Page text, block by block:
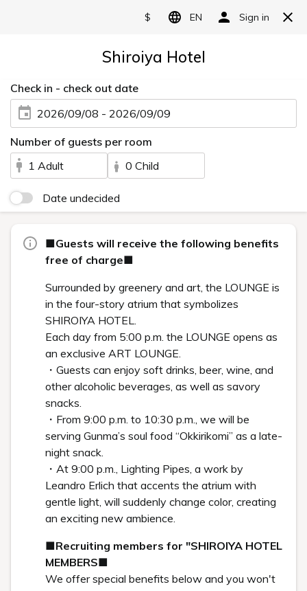
2020
Categories
Archive
2020.12.11 新着情報
2020年12月12日 営業時間のお知らせ
2020.11.04 リリース情報
白井屋ホテル2020年12月12日(土)開業のお知らせ
2020.11.03 新着情報
開業日のお知らせ